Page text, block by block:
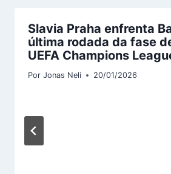
Slavia Praha enfrenta
última rodada da fase
UEFA Champions
Por Jonas Neli 20/01/2026